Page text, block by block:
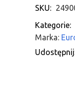
SKU:
Kategorie:
Marka: